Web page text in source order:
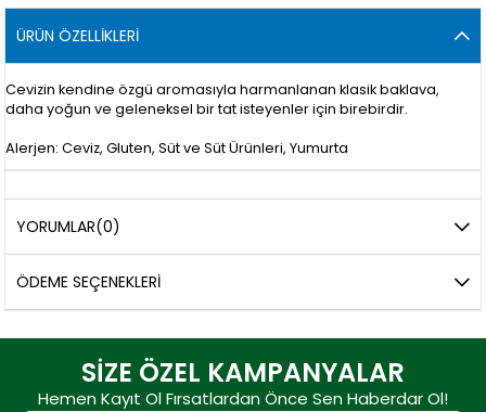
ÜRÜN ÖZELLIKLERI
Cevizin kendine özgü aromasıyla harmanlanan klasik baklava,
daha yoğun ve geleneksel bir tat isteyenler için birebirdir.
Alerjen: Ceviz, Gluten, Süt ve Süt Ürünleri, Yumurta
YORUMLAR(0)
ÖDEME SEÇENEKLERI
SİZE ÖZEL KAMPANYALAR
Hemen Kayıt Ol Fırsatlardan Önce Sen Haberdar Ol!